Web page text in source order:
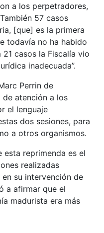
a los perpetradores,
57 casos
[que] es la primera
todavía no ha habido
casos la Fiscalía vio
inadecuada”.
Perrin de
de atención a los
el lenguaje
dos sesiones, para
a otros organismos.
reprimenda es el
realizadas
su intervención de
a afirmar que el
madurista era más